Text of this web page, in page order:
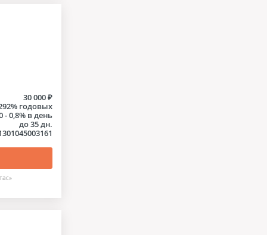
30 000 ₽
годовых
- 0,8% в день
до 35 дн.